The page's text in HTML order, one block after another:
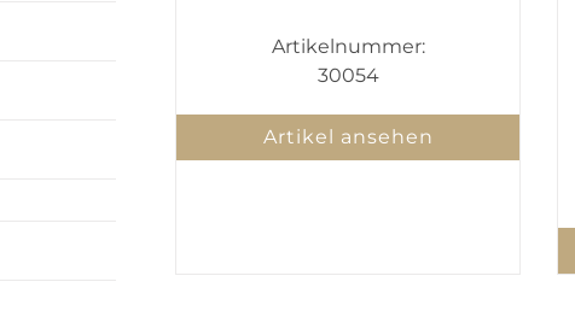
Artikelnummer:
30054
Artikel ansehen